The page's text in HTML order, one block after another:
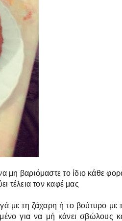
μη βαριόμαστε το ίδιο κάθε
τέλεια τον καφέ μας
με τη ζάχαρη ή το βούτυρο με
για να μή κάνει σβώλους